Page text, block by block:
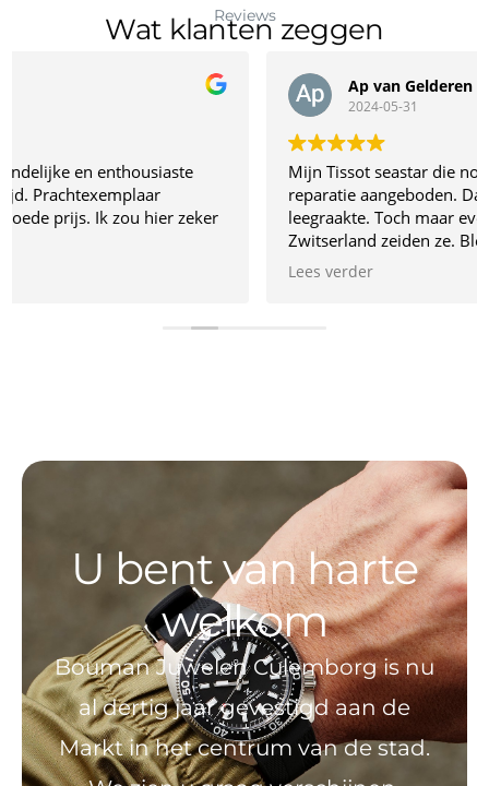
Reviews
Wat klanten zeggen
Ap van Gelderen
Mijn Tissot seastar die nog binnen de garantie viel ter
reparatie aangeboden. Dacht dat de batterij
leegraakte. Toch maar even opsturen nasr
Zwitserland zeiden ze. Bleek sporen van vocht in te
zitten. Geen idee hoe het erin kwam. Nu na een
vernieuwd zijn, kosteloos terug. Supersnelle service.
U bent van harte
welkom
Bouman Juwelen Culemborg is nu
al dertig jaar gevestigd aan de
Markt in het centrum van de stad.